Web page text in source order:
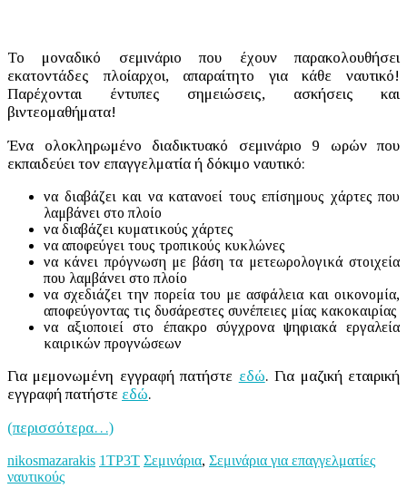
Το μοναδικό σεμινάριο που έχουν παρακολουθήσει
εκατοντάδες πλοίαρχοι, απαραίτητο για κάθε ναυτικό!
Παρέχονται έντυπες σημειώσεις, ασκήσεις και
βιντεομαθήματα!
Ένα ολοκληρωμένο διαδικτυακό σεμινάριο 9 ωρών που
εκπαιδεύει τον επαγγελματία ή δόκιμο ναυτικό:
να διαβάζει και να κατανοεί τους επίσημους χάρτες που
λαμβάνει στο πλοίο
να διαβάζει κυματικούς χάρτες
να αποφεύγει τους τροπικούς κυκλώνες
να κάνει πρόγνωση με βάση τα μετεωρολογικά στοιχεία
που λαμβάνει στο πλοίο
να σχεδιάζει την πορεία του με ασφάλεια και οικονομία,
αποφεύγοντας τις δυσάρεστες συνέπειες μίας κακοκαιρίας
να αξιοποιεί στο έπακρο σύγχρονα ψηφιακά εργαλεία
καιρικών προγνώσεων
Για μεμονωμένη εγγραφή πατήστε εδώ. Για μαζική εταιρική
εγγραφή πατήστε εδώ.
(περισσότερα…)
nikosmazarakis 1ΤΡ3Τ Σεμινάρια, Σεμινάρια για επαγγελματίες
ναυτικούς